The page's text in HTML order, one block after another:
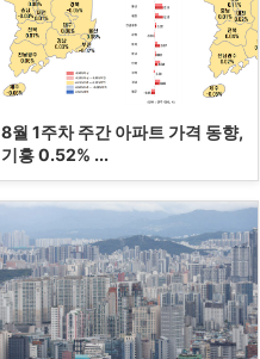
8월 1주차 주간 아파트 가격 동향,
기흥 0.52% ...